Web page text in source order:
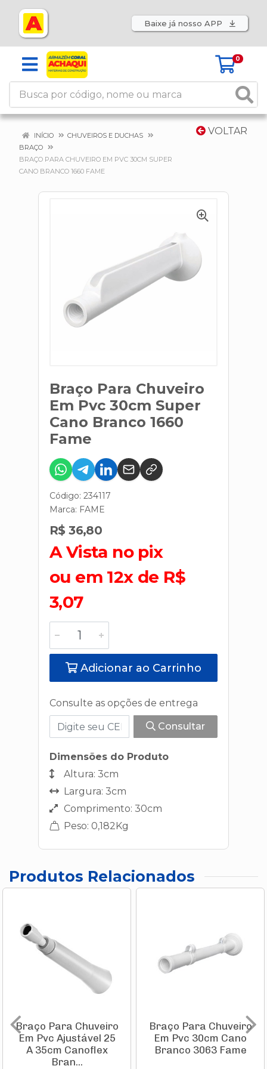
Baixe já nosso APP
0
VOLTAR
INÍCIO
CHUVEIROS E DUCHAS
BRAÇO
BRAÇO PARA CHUVEIRO EM PVC 30CM SUPER
CANO BRANCO 1660 FAME
Braço Para Chuveiro
Em Pvc 30cm Super
Cano Branco 1660
Fame
Código: 234117
Marca: FAME
R$ 36,80
A Vista no pix
ou em 12x de R$
3,07
Adicionar ao Carrinho
Consulte as opções de entrega
Consultar
Dimensões do Produto
Altura: 3cm
Largura: 3cm
Comprimento: 30cm
Peso: 0,182Kg
Produtos Relacionados
Braço Para Chuveiro
Em Pvc Ajustável 25
A 35cm Canoflex
Bran...
Braço Para Chuveiro
Em Pvc 30cm Cano
Branco 3063 Fame